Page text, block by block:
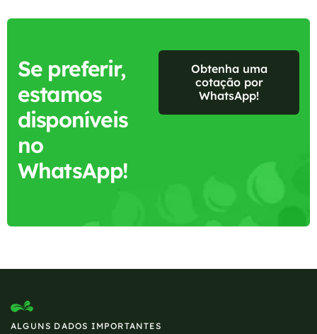
Se preferir,
estamos
disponíveis
no
WhatsApp!
Obtenha uma
cotação por
WhatsApp!
ALGUNS DADOS IMPORTANTES